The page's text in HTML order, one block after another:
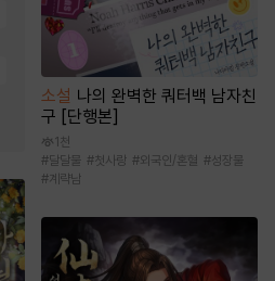
소설 나의 완벽한 쿼터백 남자친
구 [단행본]
1천
#달달물 #첫사랑 #외국인/혼혈 #성장물
#계략남